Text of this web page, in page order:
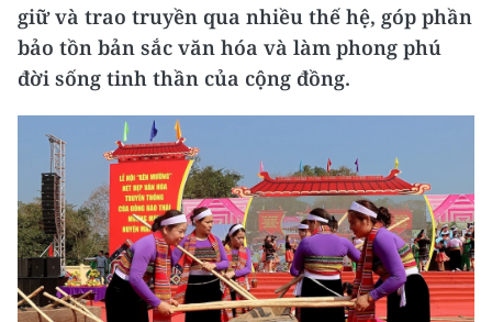
giữ và trao truyền qua nhiều thế hệ, góp phần
bảo tồn bản sắc văn hóa và làm phong phú
đời sống tinh thần của cộng đồng.